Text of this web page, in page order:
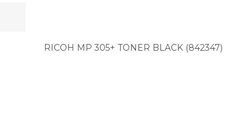
RICOH MP 305+ TONER BLACK (842347)